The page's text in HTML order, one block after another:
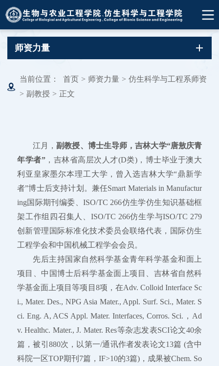
师资力量
当前位置： 首页 > 师资力量 > 仿生科学与工程系师资
> 副教授 > 正文
江月，副教授、博士生导师，吉林大学“唐敖庆青
年学者”，吉林省高层次人才(D类)，博士毕业于澳大
利亚皇家墨尔本理工大学，曾入选吉林大学“鼎新学
者”博士后支持计划。兼任Smart Materials in Manufactur
ing国际期刊编委、ISO/TC 266仿生学仿生知识基础框
架工作组四召集人、ISO/TC 266仿生学与ISO/TC 279
创新管理国际标准化技术委员会联络代表，国际仿生
工程学会和中国机械工程学会会员。
先后主持国家自然科学基金青年科学基金和面上
项目、中国博士后科学基金面上项目、吉林省自然科
学基金面上项目等项目8项，在Adv. Colloid Interface Sc
i., Mater. Des., NPG Asia Mater., Appl. Surf. Sci., Mater. S
ci. Eng. A, ACS Appl. Mater. Interfaces, Corros. Sci.，Ad
v. Healthc. Mater., J. Mater. Res等杂志发表SCI论文40余
篇，被引880次，以第一/通讯作者发表论文13篇 (含中
科院一区TOP期刊7篇，IF>10的3篇)，成果被Chem. So